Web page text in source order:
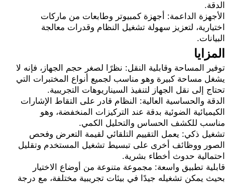
الدقة.
الأجهزة الداعمة: أجهزة كمبيوتر وطابعات من ماركات
اختيارية، لتعزيز سهولة تشغيل النظام وقدرات معالجة
البيانات.
المزايا
توفير المساحة وقابلية النقل: نظرًا لصغر حجم الجهاز، فإنه لا
يشغل مساحة كبيرة وهو مناسب لجميع أنواع المختبرات التي
تحتاج إلى نقل الجهاز لتنفيذ السيناريوهات التجريبية.
الدقة والحساسية العالية: النظام قادر على التقاط الإشارات
الكيميائية الضوئية بدقة عند التركيزات المنخفضة، وهو
مناسب للكشف الحساس والتحليل الكمي.
تشغيل ذكي: يعمل التقييم التلقائي لقيمة التعرض وفحص
الصور ووظائف أخرى على تبسيط تشغيل المستخدم وتقليل
احتمالية حدوث أخطاء بشرية.
قابلية تطبيق واسعة: مجموعة متنوعة من أوضاع الاختيار
بحيث يمكن تشغيله جيدًا في بيئات تجريبية مختلفة، مع درجة